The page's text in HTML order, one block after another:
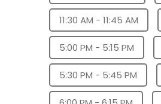
11:30 AM - 11:45 AM
5:00 PM - 5:15 PM
5:30 PM - 5:45 PM